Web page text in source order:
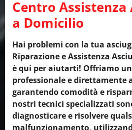
Centro
a Domicilio
Hai problemi con la tua
Riparazione e Assistenza
è qui per aiutarti! Offriamo
professionale e direttamente
garantendo comodità e
nostri tecnici specializzati
diagnosticare e risolvere
malfunzionamento,